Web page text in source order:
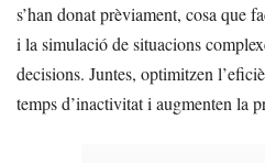
s’han donat prèviament, cosa que
i la simulació de situacions
decisions. Juntes, optimitzen
temps d’inactivitat i augmenten la